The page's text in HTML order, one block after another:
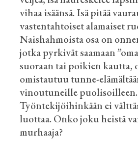
vihaa isäänsä. Isä pitää
vastentahtoiset alamaiset
Naishahmoista osa on
jotka pyrkivät saamaan
suoraan tai poikien kautta,
omistautuu tunne-
vinoutuneille puolisoilleen.
Työntekijöihinkään ei
luottaa. Onko joku heistä
murhaaja?